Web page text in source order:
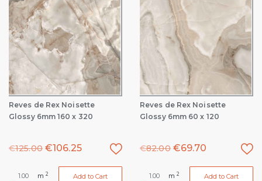
Reves de Rex Noisette
Glossy 6mm 160 x 320
€125.00 €106.25
m 2 Add to Cart
Reves de Rex Noisette
Glossy 6mm 60 x 120
€82.00 €69.70
m 2 Add to Cart